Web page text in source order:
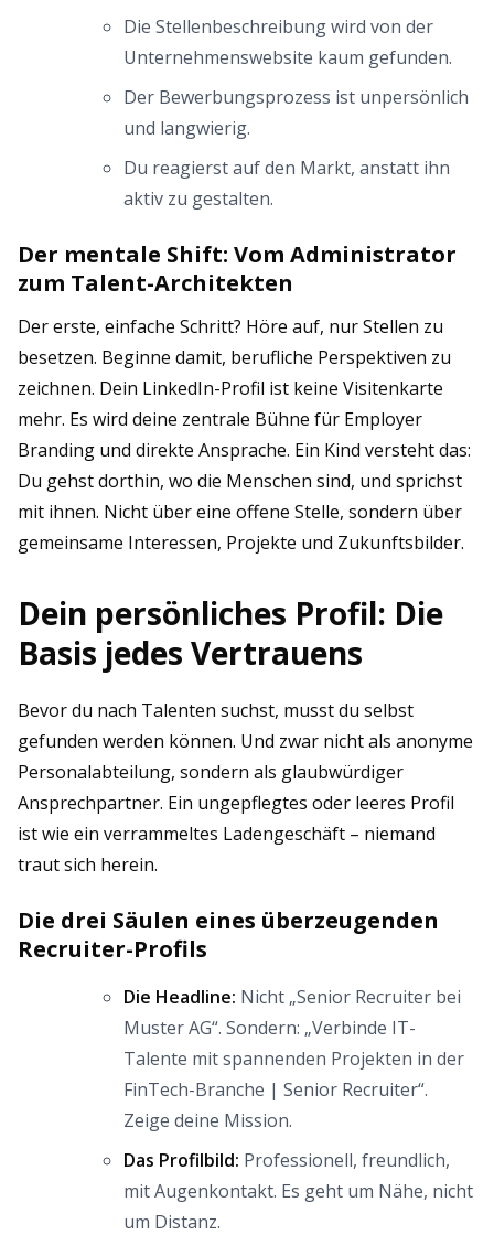
Die Stellenbeschreibung wird von der
Unternehmenswebsite kaum gefunden.
Der Bewerbungsprozess ist unpersönlich
und langwierig.
Du reagierst auf den Markt, anstatt ihn
aktiv zu gestalten.
Der mentale Shift: Vom Administrator
zum Talent-Architekten
Der erste, einfache Schritt? Höre auf, nur Stellen zu
besetzen. Beginne damit, berufliche Perspektiven zu
zeichnen. Dein LinkedIn-Profil ist keine Visitenkarte
mehr. Es wird deine zentrale Bühne für Employer
Branding und direkte Ansprache. Ein Kind versteht das:
Du gehst dorthin, wo die Menschen sind, und sprichst
mit ihnen. Nicht über eine offene Stelle, sondern über
gemeinsame Interessen, Projekte und Zukunftsbilder.
Dein persönliches Profil: Die
Basis jedes Vertrauens
Bevor du nach Talenten suchst, musst du selbst
gefunden werden können. Und zwar nicht als anonyme
Personalabteilung, sondern als glaubwürdiger
Ansprechpartner. Ein ungepflegtes oder leeres Profil
ist wie ein verrammeltes Ladengeschäft – niemand
traut sich herein.
Die drei Säulen eines überzeugenden
Recruiter-Profils
Die Headline: Nicht „Senior Recruiter bei
Muster AG“. Sondern: „Verbinde IT-
Talente mit spannenden Projekten in der
FinTech-Branche | Senior Recruiter“.
Zeige deine Mission.
Das Profilbild: Professionell, freundlich,
mit Augenkontakt. Es geht um Nähe, nicht
um Distanz.